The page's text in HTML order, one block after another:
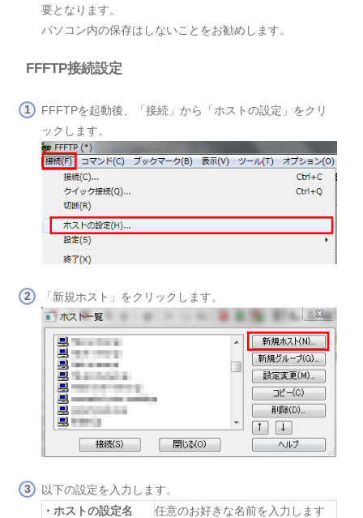
要となります。
パソコン内の保存はしないことをお勧めします。
FFFTP接続設定
FFFTPを起動後、「接続」から「ホストの設定」をクリ
ックします。
「新規ホスト」をクリックします。
以下の設定を入力します。
・ホストの設定名
任意のお好きな名前を入力します